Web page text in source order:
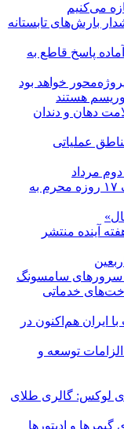
می‌کنیم
راه ۳ استان؛ هشدار بارش‌های تابستانه
پاسخ قاطع به
خواهد بود
هستند
دهان و دندان
عملیاتی
مرداد
سردار رضایی: ضربات شدیدی در جنگ ۱۷ روزه محرم به
آینده منتشر
خدماتی
ایران هم‌اکنون در
توسعه و
لوکس: گالری طلای
و ادیتورها